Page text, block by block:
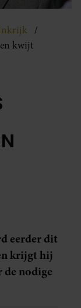
kwijt
eerder dit
krijgt hij
de nodige